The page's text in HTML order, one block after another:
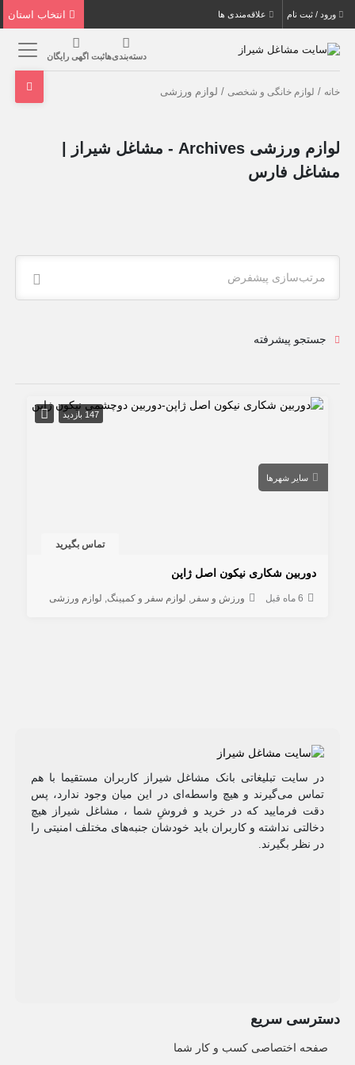
ورود / ثبت نام علاقه‌مندی ها
دسته‌بندی‌هاثبت اگهی رایگان
خانه / لوازم خانگی و شخصی / لوازم ورزشی
لوازم ورزشی Archives - مشاغل شیراز |
مشاغل فارس
مرتب‌سازی پیشفرض
جستجو پیشرفته
147 بازدید
سایر شهرها
تماس بگیرید
دوربین شکاری نیکون اصل ژاپن
6 ماه قبل ورزش و سفر لوازم سفر و کمپینگ لوازم ورزشی
در سایت تبلیغاتی بانک مشاغل شیراز کاربران مستقیما با هم
تماس می‌گیرند و هیچ واسطه‌ای در این میان وجود ندارد، پس
دقت فرمایید که در خرید و فروشِ شما ، مشاغل شیراز هیچ
دخالتی نداشته و کاربران باید خودشان جنبه‌های مختلف امنیتی را
در نظر بگیرند.
دسترسی سریع
صفحه اختصاصی کسب و کار شما